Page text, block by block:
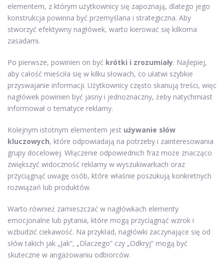
elementem, z którym użytkownicy się zapoznają, dlatego jego
konstrukcja powinna być przemyślana i strategiczna. Aby
stworzyć efektywny nagłówek, warto kierować się kilkoma
zasadami.
Po pierwsze, powinien on być krótki i zrozumiały. Najlepiej,
aby całość mieściła się w kilku słowach, co ułatwi szybkie
przyswajanie informacji. Użytkownicy często skanują treści, więc
nagłówek powinien być jasny i jednoznaczny, żeby natychmiast
informował o tematyce reklamy.
Kolejnym istotnym elementem jest używanie słów
kluczowych, które odpowiadają na potrzeby i zainteresowania
grupy docelowej. Włączenie odpowiednich fraz może znacząco
zwiększyć widoczność reklamy w wyszukiwarkach oraz
przyciągnąć uwagę osób, które właśnie poszukują konkretnych
rozwiązań lub produktów.
Warto również zamieszczać w nagłówkach elementy
emocjonalne lub pytania, które mogą przyciągnąć wzrok i
wzbudzić ciekawość. Na przykład, nagłówki zaczynające się od
słów takich jak „Jak”, „Dlaczego” czy „Odkryj” mogą być
skuteczne w angażowaniu odbiorców.